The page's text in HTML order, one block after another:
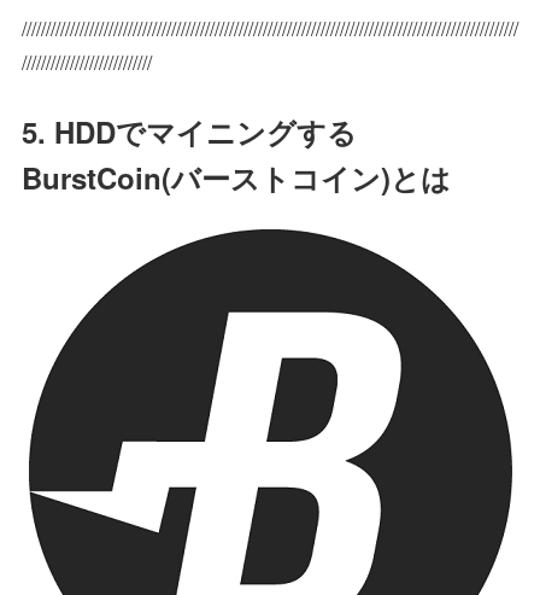
///////////////////////////////////////////////////////////////////////////////////////////////////////
///////////////////////////
5. HDDでマイニングする
BurstCoin(バーストコイン)とは